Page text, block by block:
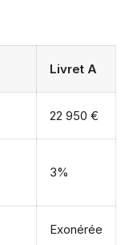
Livret A
22 950 €
3%
Exonérée